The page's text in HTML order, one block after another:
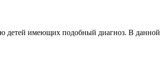
детей имеющих подобный диагноз. В данной